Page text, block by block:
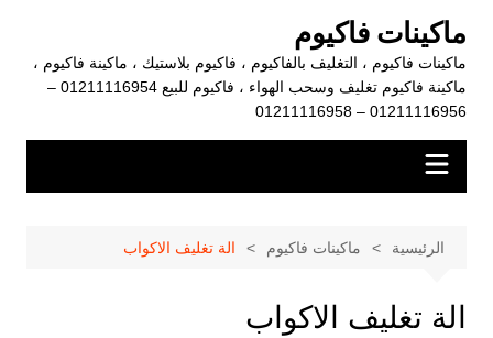
المحتوى
ماكينات فاكيوم
ماكينات فاكيوم ، التغليف بالفاكيوم ، فاكيوم بلاستيك ، ماكينة فاكيوم ،
ماكينة فاكيوم تغليف وسحب الهواء ، فاكيوم للبيع 01211116954 –
01211116956 – 01211116958
الرئيسية ماكينات فاكيوم الة تغليف الاكواب
الة تغليف الاكواب